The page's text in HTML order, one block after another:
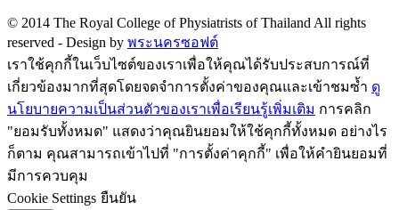
© 2014 The Royal College of Physiatrists of Thailand All rights
reserved - Design by พระนครซอฟต์
เราใช้คุกกี้ในเว็บไซต์ของเราเพื่อให้คุณได้รับประสบการณ์ที่
เกี่ยวข้องมากที่สุดโดยจดจำการตั้งค่าของคุณและเข้าชมซ้ำ ดู
นโยบายความเป็นส่วนตัวของเราเพื่อเรียนรู้เพิ่มเติม การคลิก
"ยอมรับทั้งหมด" แสดงว่าคุณยินยอมให้ใช้คุกกี้ทั้งหมด อย่างไร
ก็ตาม คุณสามารถเข้าไปที่ "การตั้งค่าคุกกี้" เพื่อให้คำยินยอมที่
มีการควบคุม
Cookie Settings ยืนยัน